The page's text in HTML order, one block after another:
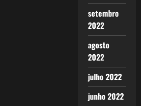
setembro
2022
agosto
2022
julho 2022
junho 2022